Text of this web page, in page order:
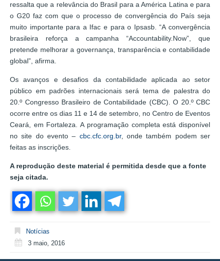
ressalta que a relevância do Brasil para a América Latina e para
o G20 faz com que o processo de convergência do País seja
muito importante para a Ifac e para o Ipsasb. “A convergência
brasileira reforça a campanha “Accountability.Now”, que
pretende melhorar a governança, transparência e contabilidade
global”, afirma.
Os avanços e desafios da contabilidade aplicada ao setor
público em padrões internacionais será tema de palestra do
20.º Congresso Brasileiro de Contabilidade (CBC). O 20.º CBC
ocorre entre os dias 11 e 14 de setembro, no Centro de Eventos
Ceará, em Fortaleza. A programação completa está disponível
no site do evento – cbc.cfc.org.br, onde também podem ser
feitas as inscrições.
A reprodução deste material é permitida desde que a fonte
seja citada.
Notícias
3 maio, 2016